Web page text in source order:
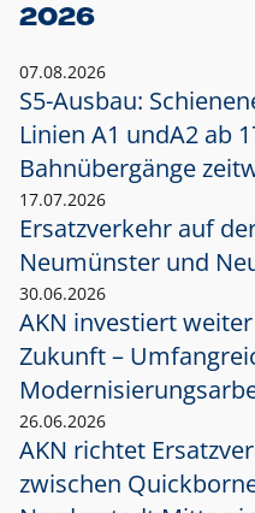
2026
07.08.2026
S5-Ausbau:
Linien A1 undA2 ab
Bahnübergänge
17.07.2026
Ersatzverkehr auf
Neumünster und
30.06.2026
AKN investiert
Zukunft –
26.06.2026
AKN richtet
zwischen